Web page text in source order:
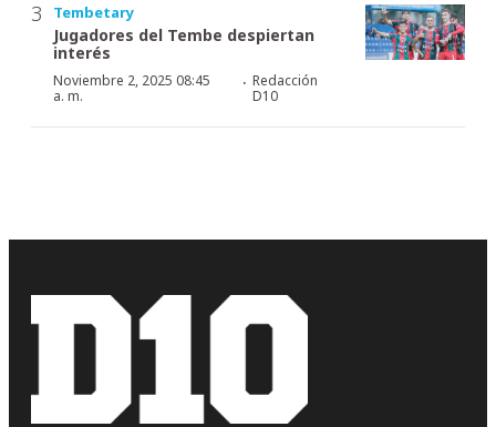
Tembetary
Jugadores del Tembe despiertan
interés
Noviembre 2, 2025 08:45
a. m.
· Redacción
D10